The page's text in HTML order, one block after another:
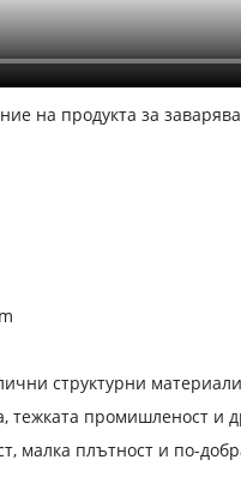
на продукта за
структурни
тежката промишленост
малка плътност и по-